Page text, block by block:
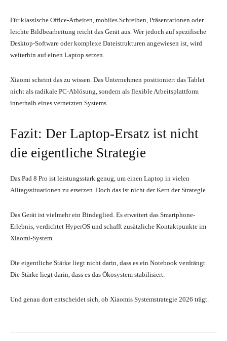
Für klassische Office-Arbeiten, mobiles Schreiben, Präsentationen oder
leichte Bildbearbeitung reicht das Gerät aus. Wer jedoch auf spezifische
Desktop-Software oder komplexe Dateistrukturen angewiesen ist, wird
weiterhin auf einen Laptop setzen.
Xiaomi scheint das zu wissen. Das Unternehmen positioniert das Tablet
nicht als radikale PC-Ablösung, sondern als flexible Arbeitsplattform
innerhalb eines vernetzten Systems.
Fazit: Der Laptop-Ersatz ist nicht
die eigentliche Strategie
Das Pad 8 Pro ist leistungsstark genug, um einen Laptop in vielen
Alltagssituationen zu ersetzen. Doch das ist nicht der Kern der Strategie.
Das Gerät ist vielmehr ein Bindeglied. Es erweitert das Smartphone-
Erlebnis, verdichtet HyperOS und schafft zusätzliche Kontaktpunkte im
Xiaomi-System.
Die eigentliche Stärke liegt nicht darin, dass es ein Notebook verdrängt.
Die Stärke liegt darin, dass es das Ökosystem stabilisiert.
Und genau dort entscheidet sich, ob Xiaomis Systemstrategie 2026 trägt.